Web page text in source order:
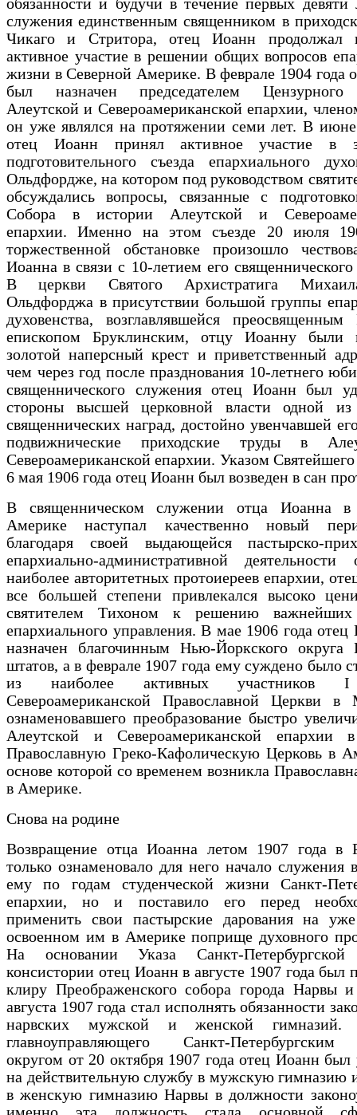
обязанности и будучи в течение первых девяти
служения единственным священником в
Чикаго и Стритора, отец Иоанн продолжал
активное участие в решении общих вопросов
жизни в Северной Америке. В феврале 1904 года
был назначен председателем Цензурного
Алеутской и Североамериканской епархии,
он уже являлся на протяжении семи лет. В июне
отец Иоанн принял активное участие в
подготовительного съезда епархиального
Ольдфордже, на котором под руководством
обсуждались вопросы, связанные с
Собора в истории Алеутской и
епархии. Именно на этом съезде 20 июля
торжественной обстановке произошло
Иоанна в связи с 10-летием его
В церкви Святого Архистратига
Ольдфорджа в присутствии большой группы
духовенства, возглавлявшейся преосвященным
епископом Бруклинским, отцу Иоанну были
золотой наперсный крест и приветственный
чем через год после празднования 10-летнего
священнического служения отец Иоанн был
стороны высшей церковной власти одной из
священнических наград, достойно увенчавшей
подвижнические приходские труды в
Североамериканской епархии. Указом
6 мая 1906 года отец Иоанн был возведен в сан
В священническом служении отца Иоанна в
Америке наступал качественно новый
благодаря своей выдающейся пастырско-
епархиально-административной
наиболее авторитетных протоиереев епархии,
все большей степени привлекался высоко
святителем Тихоном к решению важнейших
епархиального управления. В мае 1906 года
назначен благочинным Нью-Йоркского округа
штатов, а в феврале 1907 года ему суждено было
из наиболее активных участников
Североамериканской Православной Церкви в
ознаменовавшего преобразование быстро
Алеутской и Североамериканской епархии
Православную Греко-Кафолическую Церковь в
основе которой со временем возникла
в Америке.
Снова на родине
Возвращение отца Иоанна летом 1907 года в
только ознаменовало для него начало служения
ему по годам студенческой жизни Санкт-
епархии, но и поставило его перед
применить свои пастырские дарования на
освоенном им в Америке поприще духовного
На основании Указа Санкт-Петербургской
консистории отец Иоанн в августе 1907 года был
клиру Преображенского собора города Нарвы
августа 1907 года стал исполнять обязанности
нарвских мужской и женской гимназий.
главноуправляющего Санкт-
округом от 20 октября 1907 года отец Иоанн был
на действительную службу в мужскую гимназию
в женскую гимназию Нарвы в должности